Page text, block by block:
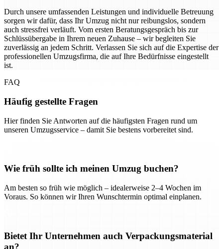
Durch unsere umfassenden Leistungen und individuelle Betreuung
sorgen wir dafür, dass Ihr Umzug nicht nur reibungslos, sondern
auch stressfrei verläuft. Vom ersten Beratungsgespräch bis zur
Schlüssübergabe in Ihrem neuen Zuhause – wir begleiten Sie
zuverlässig an jedem Schritt. Verlassen Sie sich auf die Expertise der
professionellen Umzugsfirma, die auf Ihre Bedürfnisse eingestellt
ist.
FAQ
Häufig gestellte Fragen
Hier finden Sie Antworten auf die häufigsten Fragen rund um
unseren Umzugsservice – damit Sie bestens vorbereitet sind.
Wie früh sollte ich meinen Umzug buchen?
Am besten so früh wie möglich – idealerweise 2–4 Wochen im
Voraus. So können wir Ihren Wunschtermin optimal einplanen.
Bietet Ihr Unternehmen auch Verpackungsmaterial
an?